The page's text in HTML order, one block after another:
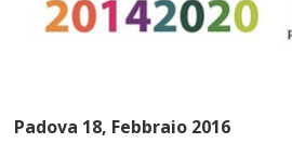
Padova 18, Febbraio 2016